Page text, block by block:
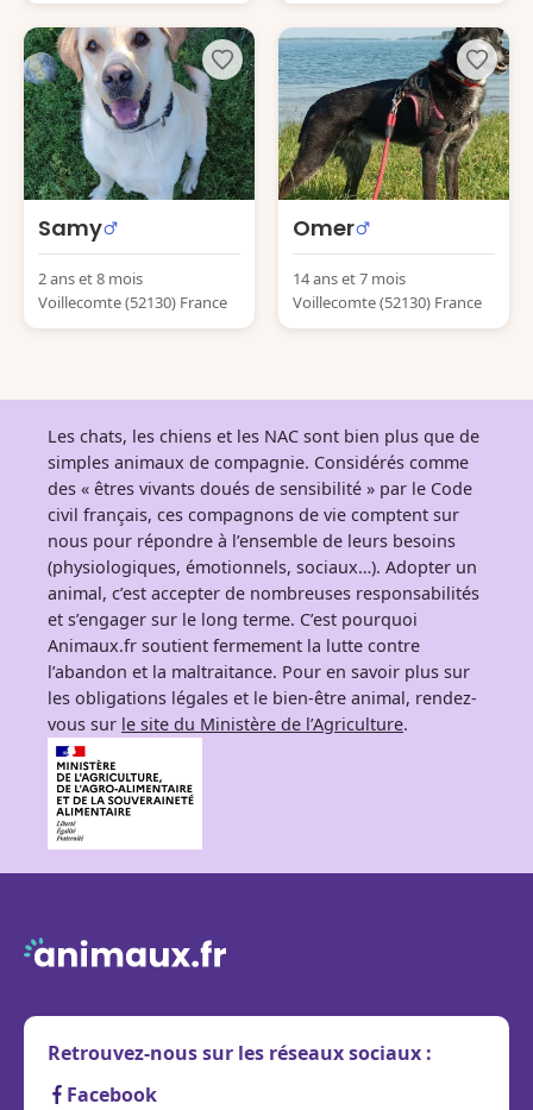
Samy
2 ans et 8 mois
Voillecomte (52130) France
Omer
14 ans et 7 mois
Voillecomte (52130) France
Les chats, les chiens et les NAC sont bien plus que de
simples animaux de compagnie. Considérés comme
des « êtres vivants doués de sensibilité » par le Code
civil français, ces compagnons de vie comptent sur
nous pour répondre à l’ensemble de leurs besoins
(physiologiques, émotionnels, sociaux…). Adopter un
animal, c’est accepter de nombreuses responsabilités
et s’engager sur le long terme. C’est pourquoi
Animaux.fr soutient fermement la lutte contre
l’abandon et la maltraitance. Pour en savoir plus sur
les obligations légales et le bien-être animal, rendez-
vous sur le site du Ministère de l’Agriculture.
Retrouvez-nous sur les réseaux sociaux :
Facebook